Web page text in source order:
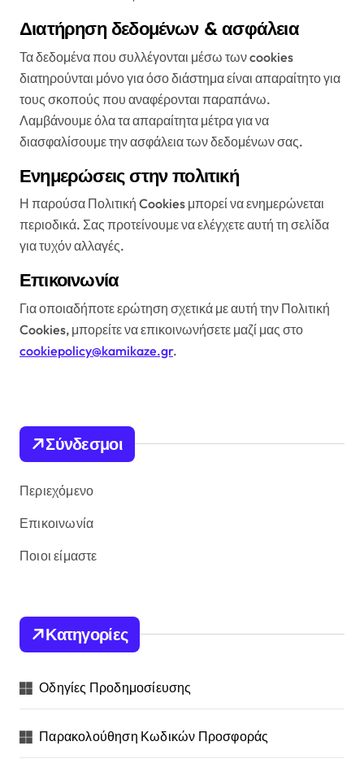
Διατήρηση δεδομένων & ασφάλεια
Τα δεδομένα που συλλέγονται μέσω των cookies
διατηρούνται μόνο για όσο διάστημα είναι απαραίτητο για
τους σκοπούς που αναφέρονται παραπάνω.
Λαμβάνουμε όλα τα απαραίτητα μέτρα για να
διασφαλίσουμε την ασφάλεια των δεδομένων σας.
Ενημερώσεις στην πολιτική
Η παρούσα Πολιτική Cookies μπορεί να ενημερώνεται
περιοδικά. Σας προτείνουμε να ελέγχετε αυτή τη σελίδα
για τυχόν αλλαγές.
Επικοινωνία
Για οποιαδήποτε ερώτηση σχετικά με αυτή την Πολιτική
Cookies, μπορείτε να επικοινωνήσετε μαζί μας στο
cookiepolicy@kamikaze.gr.
Σύνδεσμοι
Περιεχόμενο
Επικοινωνία
Ποιοι είμαστε
Κατηγορίες
Οδηγίες Προδημοσίευσης
Παρακολούθηση Κωδικών Προσφοράς